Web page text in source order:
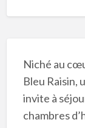
Niché au
Bleu Raisin,
invite à
chambres